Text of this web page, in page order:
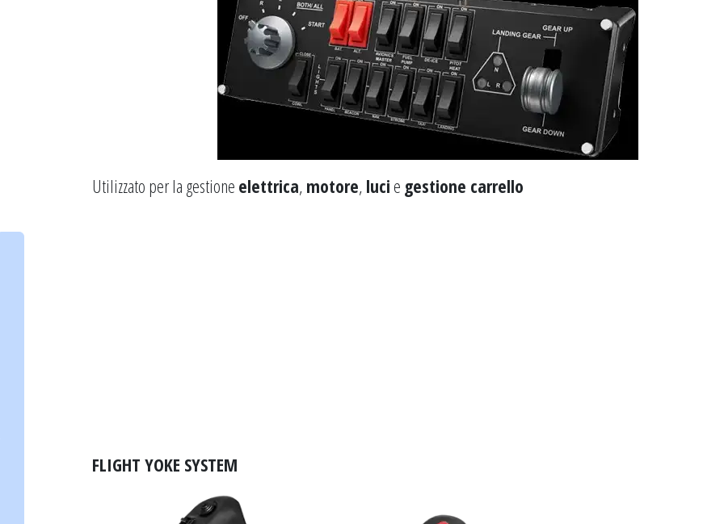
Utilizzato per la gestione elettrica, motore, luci e gestione carrello
FLIGHT YOKE SYSTEM